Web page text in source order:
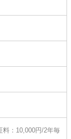
料：10,000円/2年毎